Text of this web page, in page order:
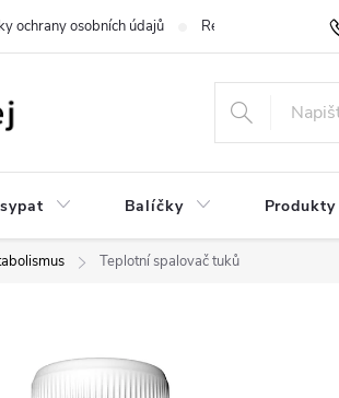
ochrany osobních údajů Reklamace a vrácení
Balíčky Produkty
Teplotní spalovač tuků